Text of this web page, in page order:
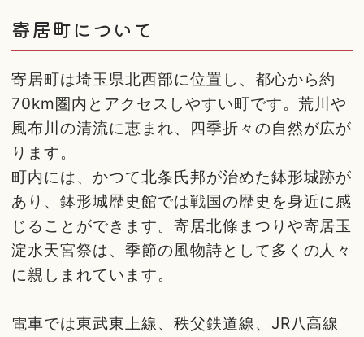
寄居町について
寄居町は埼玉県北西部に位置し、都心から約
70km圏内とアクセスしやすい町です。荒川や
風布川の清流に恵まれ、四季折々の自然が広が
ります。
町内には、かつて北条氏邦が治めた鉢形城跡が
あり、鉢形城歴史館では戦国の歴史を身近に感
じることができます。寄居北條まつりや寄居玉
淀水天宮祭は、季節の風物詩として多くの人々
に親しまれています。
電車では東武東上線、秩父鉄道線、JR八高線